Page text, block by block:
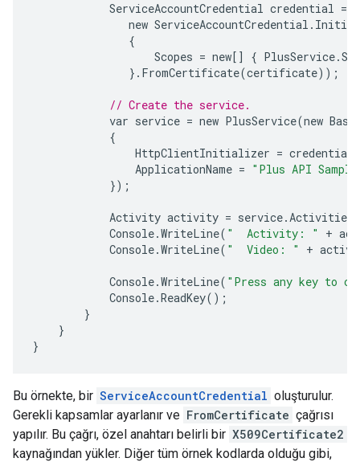
ServiceAccountCredential credential =
new ServiceAccountCredential .
{
Scopes = new[] { PlusService.
}. FromCertificate(certificate));
// Create the service.
var service = new PlusService(new
{
HttpClientInitializer = credential
ApplicationName = "Plus API
});
Activity activity = service.Activities
Console.WriteLine( "  Activity: " +
Console.WriteLine( "  Video: " +
Console.WriteLine( "Press any key to
Console.ReadKey();
}
}
}
Bu örnekte, bir ServiceAccountCredential oluşturulur.
Gerekli kapsamlar ayarlanır ve FromCertificate çağrısı
yapılır. Bu çağrı, özel anahtarı belirli bir X509Certificate2
kaynağından yükler. Diğer tüm örnek kodlarda olduğu gibi,